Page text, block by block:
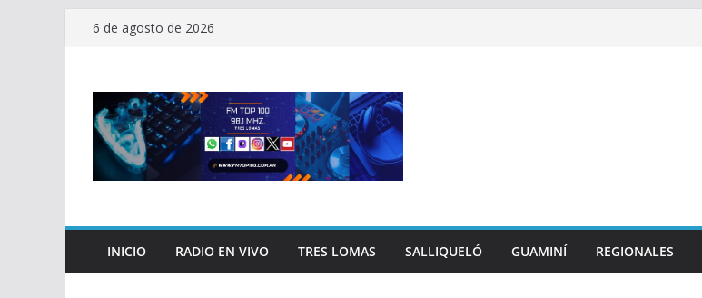
Saltar6 de agosto de 2026
INICIO RADIO EN VIVO TRES LOMAS SALLIQUELÓ GUAMINÍ REGIONALES